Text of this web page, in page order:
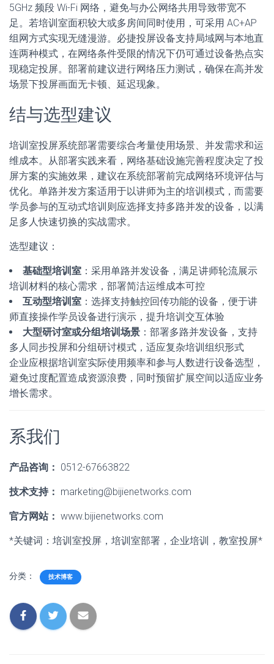
5GHz 频段 Wi-Fi 网络，避免与办公网络共用导致带宽不
足。若培训室面积较大或多房间同时使用，可采用 AC+AP
组网方式实现无缝漫游。必捷投屏设备支持局域网与本地直
连两种模式，在网络条件受限的情况下仍可通过设备热点实
现稳定投屏。部署前建议进行网络压力测试，确保在高并发
场景下投屏画面无卡顿、延迟现象。
结与选型建议
培训室投屏系统部署需要综合考量使用场景、并发需求和运
维成本。从部署实践来看，网络基础设施完善程度决定了投
屏方案的实施效果，建议在系统部署前完成网络环境评估与
优化。单路并发方案适用于以讲师为主的培训模式，而需要
学员参与的互动式培训则应选择支持多路并发的设备，以满
足多人快速切换的实战需求。
选型建议：
基础型培训室 ：采用单路并发设备，满足讲师轮流展示
培训材料的核心需求，部署简洁运维成本可控
互动型培训室 ：选择支持触控回传功能的设备，便于讲
师直接操作学员设备进行演示，提升培训交互体验
大型研讨室或分组培训场景 ：部署多路并发设备，支持
多人同步投屏和分组研讨模式，适应复杂培训组织形式
企业应根据培训室实际使用频率和参与人数进行设备选型，
避免过度配置造成资源浪费，同时预留扩展空间以适应业务
增长需求。
系我们
产品咨询： 0512-67663822
技术支持： marketing@bijienetworks.com
官方网站： www.bijienetworks.com
*关键词：培训室投屏，培训室部署，企业培训，教室投屏*
分类： 技术博客